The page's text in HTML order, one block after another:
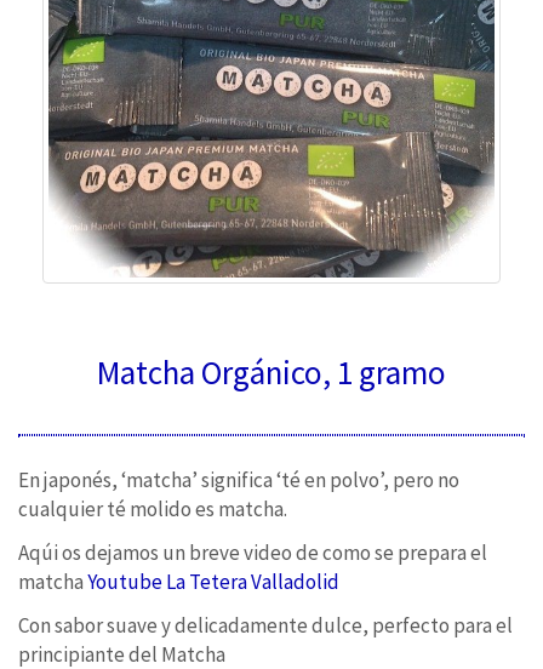
Matcha Orgánico, 1 gramo
En japonés, ‘matcha’ significa ‘té en polvo’, pero no
cualquier té molido es matcha.
Aqúi os dejamos un breve video de como se prepara el
matchaYoutube La Tetera Valladolid
Con sabor suave y delicadamente dulce, perfecto para el
principiante del Matcha